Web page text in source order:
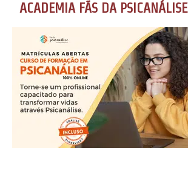
ACADEMIA FÃS DA PSICANÁLISE